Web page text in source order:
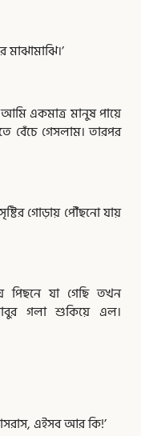
মাঝামাঝি।’
একমাত্র মানুষ পায়ে
বেঁচে গেসলাম। তারপর
গোড়ায় পৌঁছনো যায়
পিছনে যা গেছি তখন
গলা শুকিয়ে এল।
এইসব আর কি!’